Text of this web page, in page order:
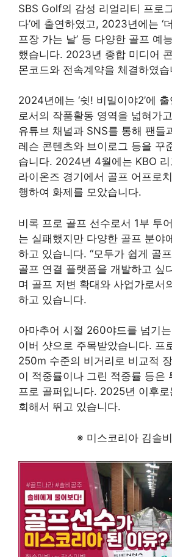
SBS Golf의 감성 리얼리티 프로
다’에 출연하였고, 2023년에는 ‘
프장 가는 날’ 등 다양한 골프 예
했습니다. 2023년 종합 미디어
몬코드와 전속계약을 체결하였습
2024년에는 ‘쉿! 비밀이야2’에
로서의 작품활동 영역을 넓혀가
유튜브 채널과 SNS를 통해 팬들
레슨 콘텐츠와 브이로그 등을 꾸
습니다. 2024년 4월에는 KBO
라이온즈 경기에서 골프 어프로
행하여 화제를 모았습니다.
비록 프로 골프 선수로서 1부 투
는 실패했지만 다양한 골프 분야
하고 있습니다. “모두가 쉽게 골
골프 연결 플랫폼을 개발하고 싶
며 골프 저변 확대와 사업가로서
하고 있습니다.
아마추어 시절 260야드를 넘기
이버 샷으로 주목받았습니다. 프
250m 수준의 비거리로 비교적
이 적중률이나 그린 적중률 등은
프로 골퍼입니다. 2025년 이후로
회해서 뛰고 있습니다.
※ 미스코리아 김솔